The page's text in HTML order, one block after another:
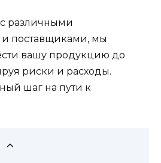
различными
поставщиками, мы
вашу продукцию до
риски и расходы.
шаг на пути к